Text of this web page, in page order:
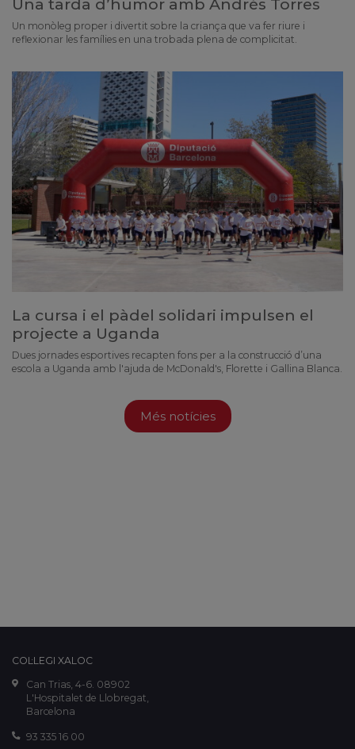
Una tarda d’humor amb Andrés Torres
Un monòleg proper i divertit sobre la criança que va fer riure i
reflexionar les famílies en una trobada plena de complicitat.
La cursa i el pàdel solidari impulsen el
projecte a Uganda
Dues jornades esportives recapten fons per a la construcció d’una
escola a Uganda amb l'ajuda de McDonald's, Florette i Gallina Blanca.
Més notícies
COL·LEGI XALOC
Can Trias, 4-6. 08902
L'Hospitalet de Llobregat,
Barcelona
93 335 16 00